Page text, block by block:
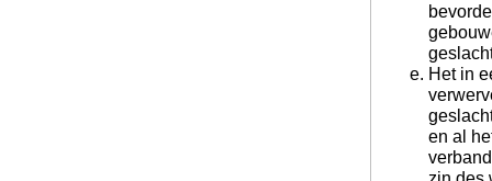
Het in
en al